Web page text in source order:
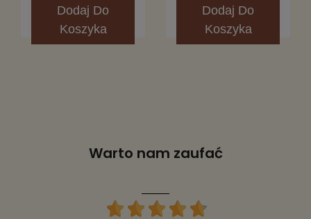
Dodaj Do
Koszyka
Dodaj Do
Koszyka
Warto nam zaufać